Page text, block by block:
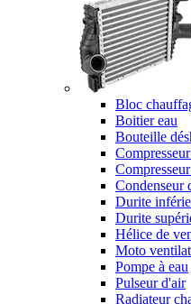
Bloc
Boitier eau
Bouteille
Condenseur
Durite
Durite
Hélice de
Moto
Pompe à eau
Pulseur d'air
Radiateur